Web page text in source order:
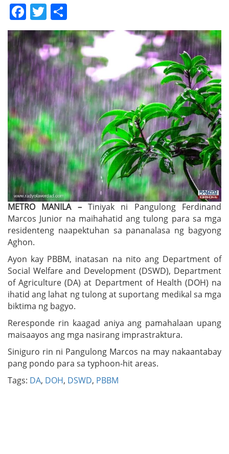
Facebook
Twitter
METRO MANILA – Tiniyak ni Pangulong Ferdinand
Marcos Junior na maihahatid ang tulong para sa mga
residenteng naapektuhan sa pananalasa ng bagyong
Aghon.
Ayon kay PBBM, inatasan na nito ang Department of
Social Welfare and Development (DSWD), Department
of Agriculture (DA) at Department of Health (DOH) na
ihatid ang lahat ng tulong at suportang medikal sa mga
biktima ng bagyo.
Reresponde rin kaagad aniya ang pamahalaan upang
maisaayos ang mga nasirang imprastraktura.
Siniguro rin ni Pangulong Marcos na may nakaantabay
pang pondo para sa typhoon-hit areas.
Tags: DA, DOH, DSWD, PBBM